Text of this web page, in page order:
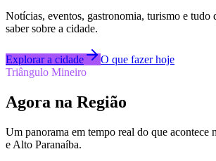
Notícias, eventos, gastronomia, turismo e tudo
saber sobre a cidade.
Explorar a cidade
O que fazer hoje
Triângulo Mineiro
Agora na Região
Um panorama em tempo real do que
e Alto Paranaíba.